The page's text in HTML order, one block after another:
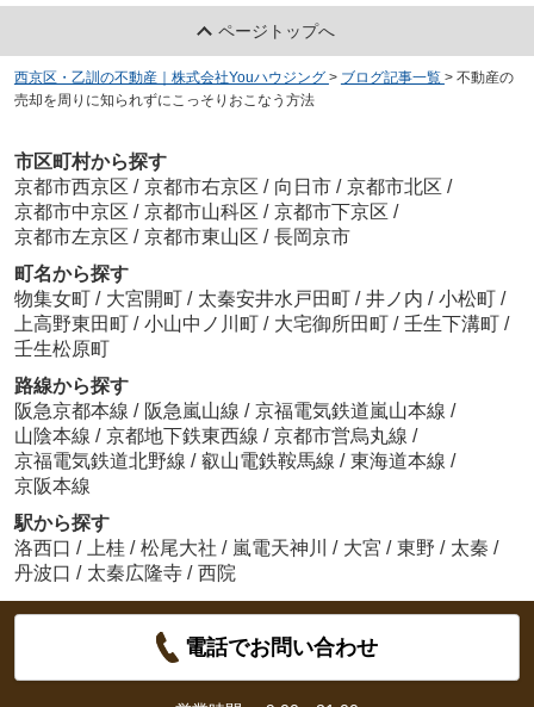
ページトップへ
西京区・乙訓の不動産｜株式会社Youハウジング > ブログ記事一覧 > 不動産の
売却を周りに知られずにこっそりおこなう方法
市区町村から探す
京都市西京区 / 京都市右京区 / 向日市 / 京都市北区 /
京都市中京区 / 京都市山科区 / 京都市下京区 /
京都市左京区 / 京都市東山区 / 長岡京市
町名から探す
物集女町 / 大宮開町 / 太秦安井水戸田町 / 井ノ内 / 小松町 /
上高野東田町 / 小山中ノ川町 / 大宅御所田町 / 壬生下溝町 /
壬生松原町
路線から探す
阪急京都本線 / 阪急嵐山線 / 京福電気鉄道嵐山本線 /
山陰本線 / 京都地下鉄東西線 / 京都市営烏丸線 /
京福電気鉄道北野線 / 叡山電鉄鞍馬線 / 東海道本線 /
京阪本線
駅から探す
洛西口 / 上桂 / 松尾大社 / 嵐電天神川 / 大宮 / 東野 / 太秦 /
丹波口 / 太秦広隆寺 / 西院
電話でお問い合わせ